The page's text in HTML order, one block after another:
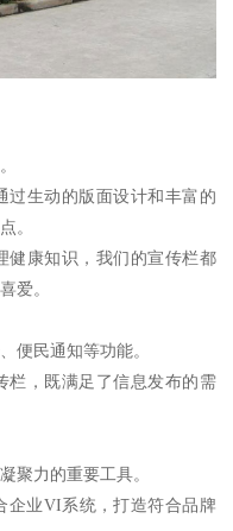
过生动的版面设计和丰富的
。
健康知识，我们的宣传栏都
爱。
便民通知等功能。
栏，既满足了信息发布的需
聚力的重要工具。
企业VI系统，打造符合品牌